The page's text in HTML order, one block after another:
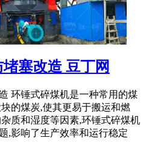
塞改造 豆丁网
环锤式碎煤机是一种常用的煤
的煤炭,使其更易于搬运和燃
质和湿度等因素,环锤式碎煤机
,影响了生产效率和运行稳定